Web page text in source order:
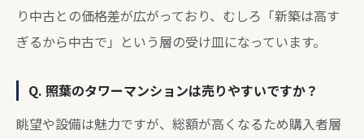
り中古との価格差が広がっており、むしろ「新築は高す
ぎるから中古で」という層の受け皿になっています。
Q. 照葉のタワーマンションは売りやすいですか？
眺望や設備は魅力ですが、総額が高くなるため購入者層